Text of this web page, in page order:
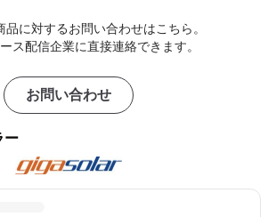
品に対するお問い合わせはこちら。
ス配信企業に直接連絡できます。
お問い合わせ
ー